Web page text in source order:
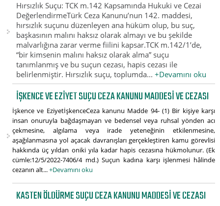
Hırsızlık Suçu: TCK m.142 Kapsamında Hukuki ve Cezai
DeğerlendirmeTürk Ceza Kanunu’nun 142. maddesi,
hırsızlık suçunu düzenleyen ana hüküm olup, bu suç,
başkasının malını haksız olarak almayı ve bu şekilde
malvarlığına zarar verme fiilini kapsar.TCK m.142/1’de,
“bir kimsenin malını haksız olarak alma” suçu
tanımlanmış ve bu suçun cezası, hapis cezası ile
belirlenmiştir. Hırsızlık suçu, toplumda...+Devamını oku
İŞKENCE VE EZIYET SUÇU CEZA KANUNU MADDESI VE CEZASI
İşkence ve EziyetİşkenceCeza kanunu Madde 94- (1) Bir kişiye karşı
insan onuruyla bağdaşmayan ve bedensel veya ruhsal yönden acı
çekmesine, algılama veya irade yeteneğinin etkilenmesine,
aşağılanmasına yol açacak davranışları gerçekleştiren kamu görevlisi
hakkında üç yıldan oniki yıla kadar hapis cezasına hükmolunur. (Ek
cümle:12/5/2022-7406/4 md.) Suçun kadına karşı işlenmesi hâlinde
cezanın alt...+Devamını oku
KASTEN ÖLDÜRME SUÇU CEZA KANUNU MADDESI VE CEZASI